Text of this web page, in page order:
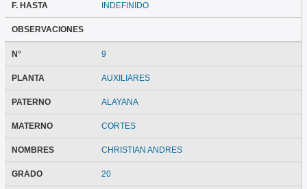
F. HASTA INDEFINIDO
OBSERVACIONES
N° 9
PLANTA AUXILIARES
PATERNO ALAYANA
MATERNO CORTES
NOMBRES CHRISTIAN ANDRES
GRADO 20